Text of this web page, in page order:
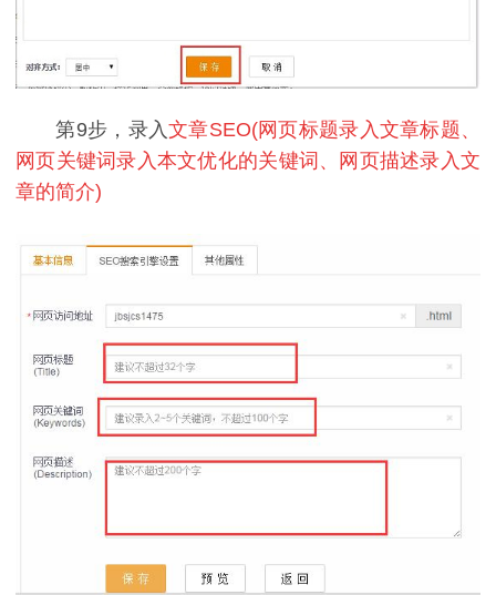
第9步，录入文章SEO(网页标题录入文章标题、
网页关键词录入本文优化的关键词、网页描述录入文
章的简介)